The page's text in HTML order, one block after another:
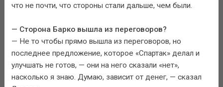
что не почти, что стороны стали дальше, чем были.
— Сторона Барко вышла из переговоров?
— Не то чтобы прямо вышла из переговоров, но
последнее предложение, которое «Спартак» делал и
улучшать не готов, — они на него сказали «нет»,
насколько я знаю. Думаю, зависит от денег, — сказал